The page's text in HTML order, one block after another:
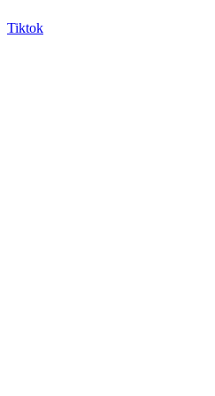
Tiktok